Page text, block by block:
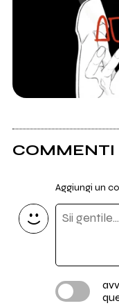
COMMENTI
Aggiungi un